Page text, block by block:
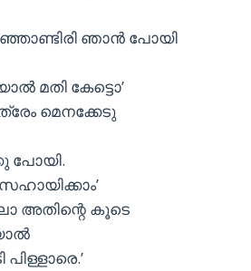
ഞാന്‍ പോയി
മതി കേട്ടൊ’
മെനക്കേടു
പോയി.
അതിന്റെ കൂടെ